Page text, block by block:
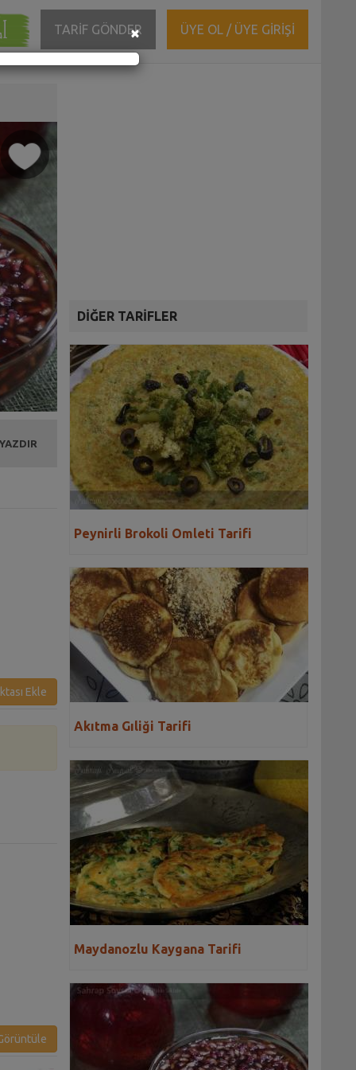
TARİF GÖNDER ÜYE OL / ÜYE GİRİŞİ
Ekle
DİĞER TARİFLER
Peynirli Brokoli Omleti Tarifi
Akıtma Gıliği Tarifi
Maydanozlu Kaygana Tarifi
×Close